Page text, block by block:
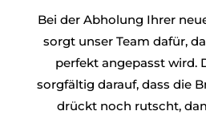
Bei der Abholung Ihrer
sorgt unser Team dafür,
perfekt angepasst wird.
sorgfältig darauf, dass die
drückt noch rutscht,